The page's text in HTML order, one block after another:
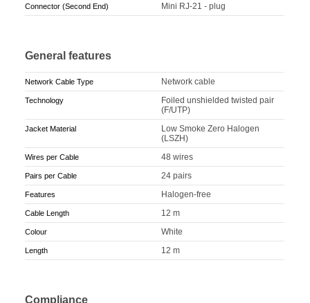
Connector (Second End) Mini RJ-21 - plug
General features
Network Cable Type Network cable
Technology
Foiled unshielded twisted pair
(F/UTP)
Jacket Material
Low Smoke Zero Halogen
(LSZH)
Wires per Cable 48 wires
Pairs per Cable 24 pairs
Features Halogen-free
Cable Length 12 m
Colour White
Length 12 m
Compliance